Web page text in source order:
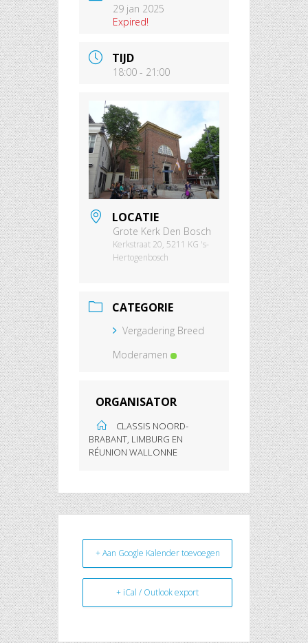
29 jan 2025
Expired!
TIJD
18:00 - 21:00
LOCATIE
Grote Kerk Den Bosch
Kerkstraat 20, 5211 KG 's-
Hertogenbosch
CATEGORIE
Vergadering Breed
Moderamen
ORGANISATOR
CLASSIS NOORD-
BRABANT, LIMBURG EN
RÉUNION WALLONNE
+ Aan Google Kalender toevoegen
+ iCal / Outlook export